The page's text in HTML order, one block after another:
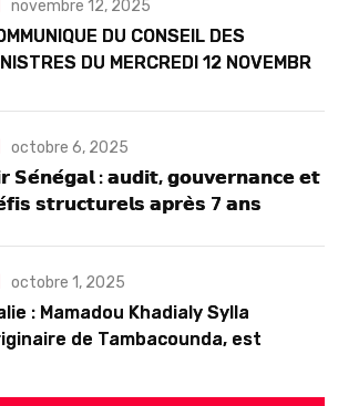
novembre 12, 2025
DU CONSEIL DES
DU MERCREDI 12 NOVEMBRE
octobre 6, 2025
𝗦𝗲́𝗻𝗲́𝗴𝗮𝗹 : 𝗮𝘂𝗱𝗶𝘁, 𝗴𝗼𝘂𝘃𝗲𝗿𝗻𝗮𝗻𝗰𝗲 𝗲𝘁
𝘀𝘁𝗿𝘂𝗰𝘁𝘂𝗿𝗲𝗹𝘀 𝗮𝗽𝗿𝗲̀𝘀 7 𝗮𝗻𝘀
octobre 1, 2025
: Mamadou Khadialy Sylla
de Tambacounda, est